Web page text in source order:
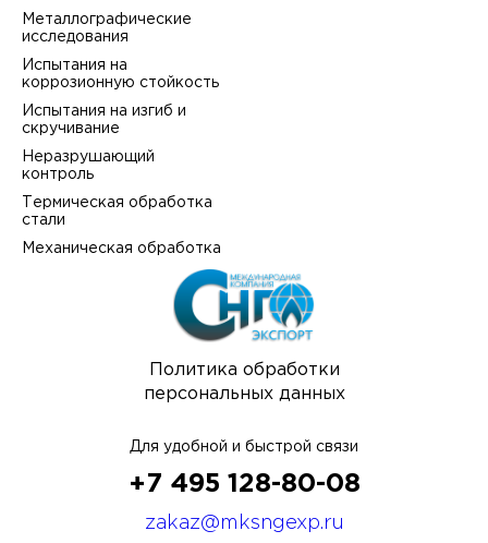
Политика обработки
персональных данных
Металлографические
исследования
Испытания на
коррозионную стойкость
Испытания на изгиб и
скручивание
Неразрушающий
контроль
Термическая обработка
стали
Механическая обработка
Для удобной и быстрой связи
+7 495 128-80-08
zakaz@mksngexp.ru